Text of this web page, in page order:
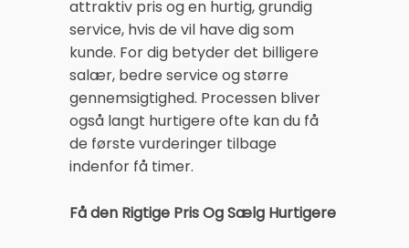
attraktiv pris og en hurtig, grundig
service, hvis de vil have dig som
kunde. For dig betyder det billigere
salær, bedre service og større
gennemsigtighed. Processen bliver
også langt hurtigere ofte kan du få
de første vurderinger tilbage
indenfor få timer.
Få den Rigtige Pris Og Sælg Hurtigere